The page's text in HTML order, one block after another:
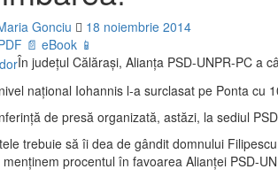
Gonciu
18 noiembrie 2014
📄 eBook 📱
În județul Călărași, Alianța PSD-UNPR-PC a
naţional Iohannis l-a surclasat pe Ponta cu
de presă organizată, astăzi, la sediul
trebuie să îi dea de gândit domnului
procentul în favoarea Alianţei PSD-